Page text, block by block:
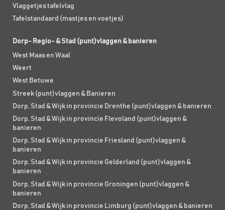
Vlaggetjes tafelvlag
Tafelstandaard (mastjes en voetjes)
Dorp- Regio- & Stad (punt)vlaggen & banieren
West Maas en Waal
Weert
West Betuwe
Streek (punt)vlaggen & Banieren
Dorp, Stad & Wijk in provincie Drenthe (punt)vlaggen & banieren
Dorp, Stad & Wijk in provincie Flevoland (punt)vlaggen &
banieren
Dorp, Stad & Wijk in provincie Friesland (punt)vlaggen &
banieren
Dorp, Stad & Wijk in provincie Gelderland (punt)vlaggen &
banieren
Dorp, Stad & Wijk in provincie Groningen (punt)vlaggen &
banieren
Dorp, Stad & Wijk in provincie Limburg (punt)vlaggen & banieren